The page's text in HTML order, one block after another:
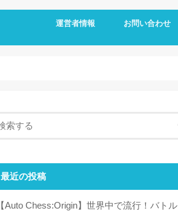
運営者情報 お問い合わせ
最近の投稿
【Auto Chess:Origin】世界中で流行！バトル